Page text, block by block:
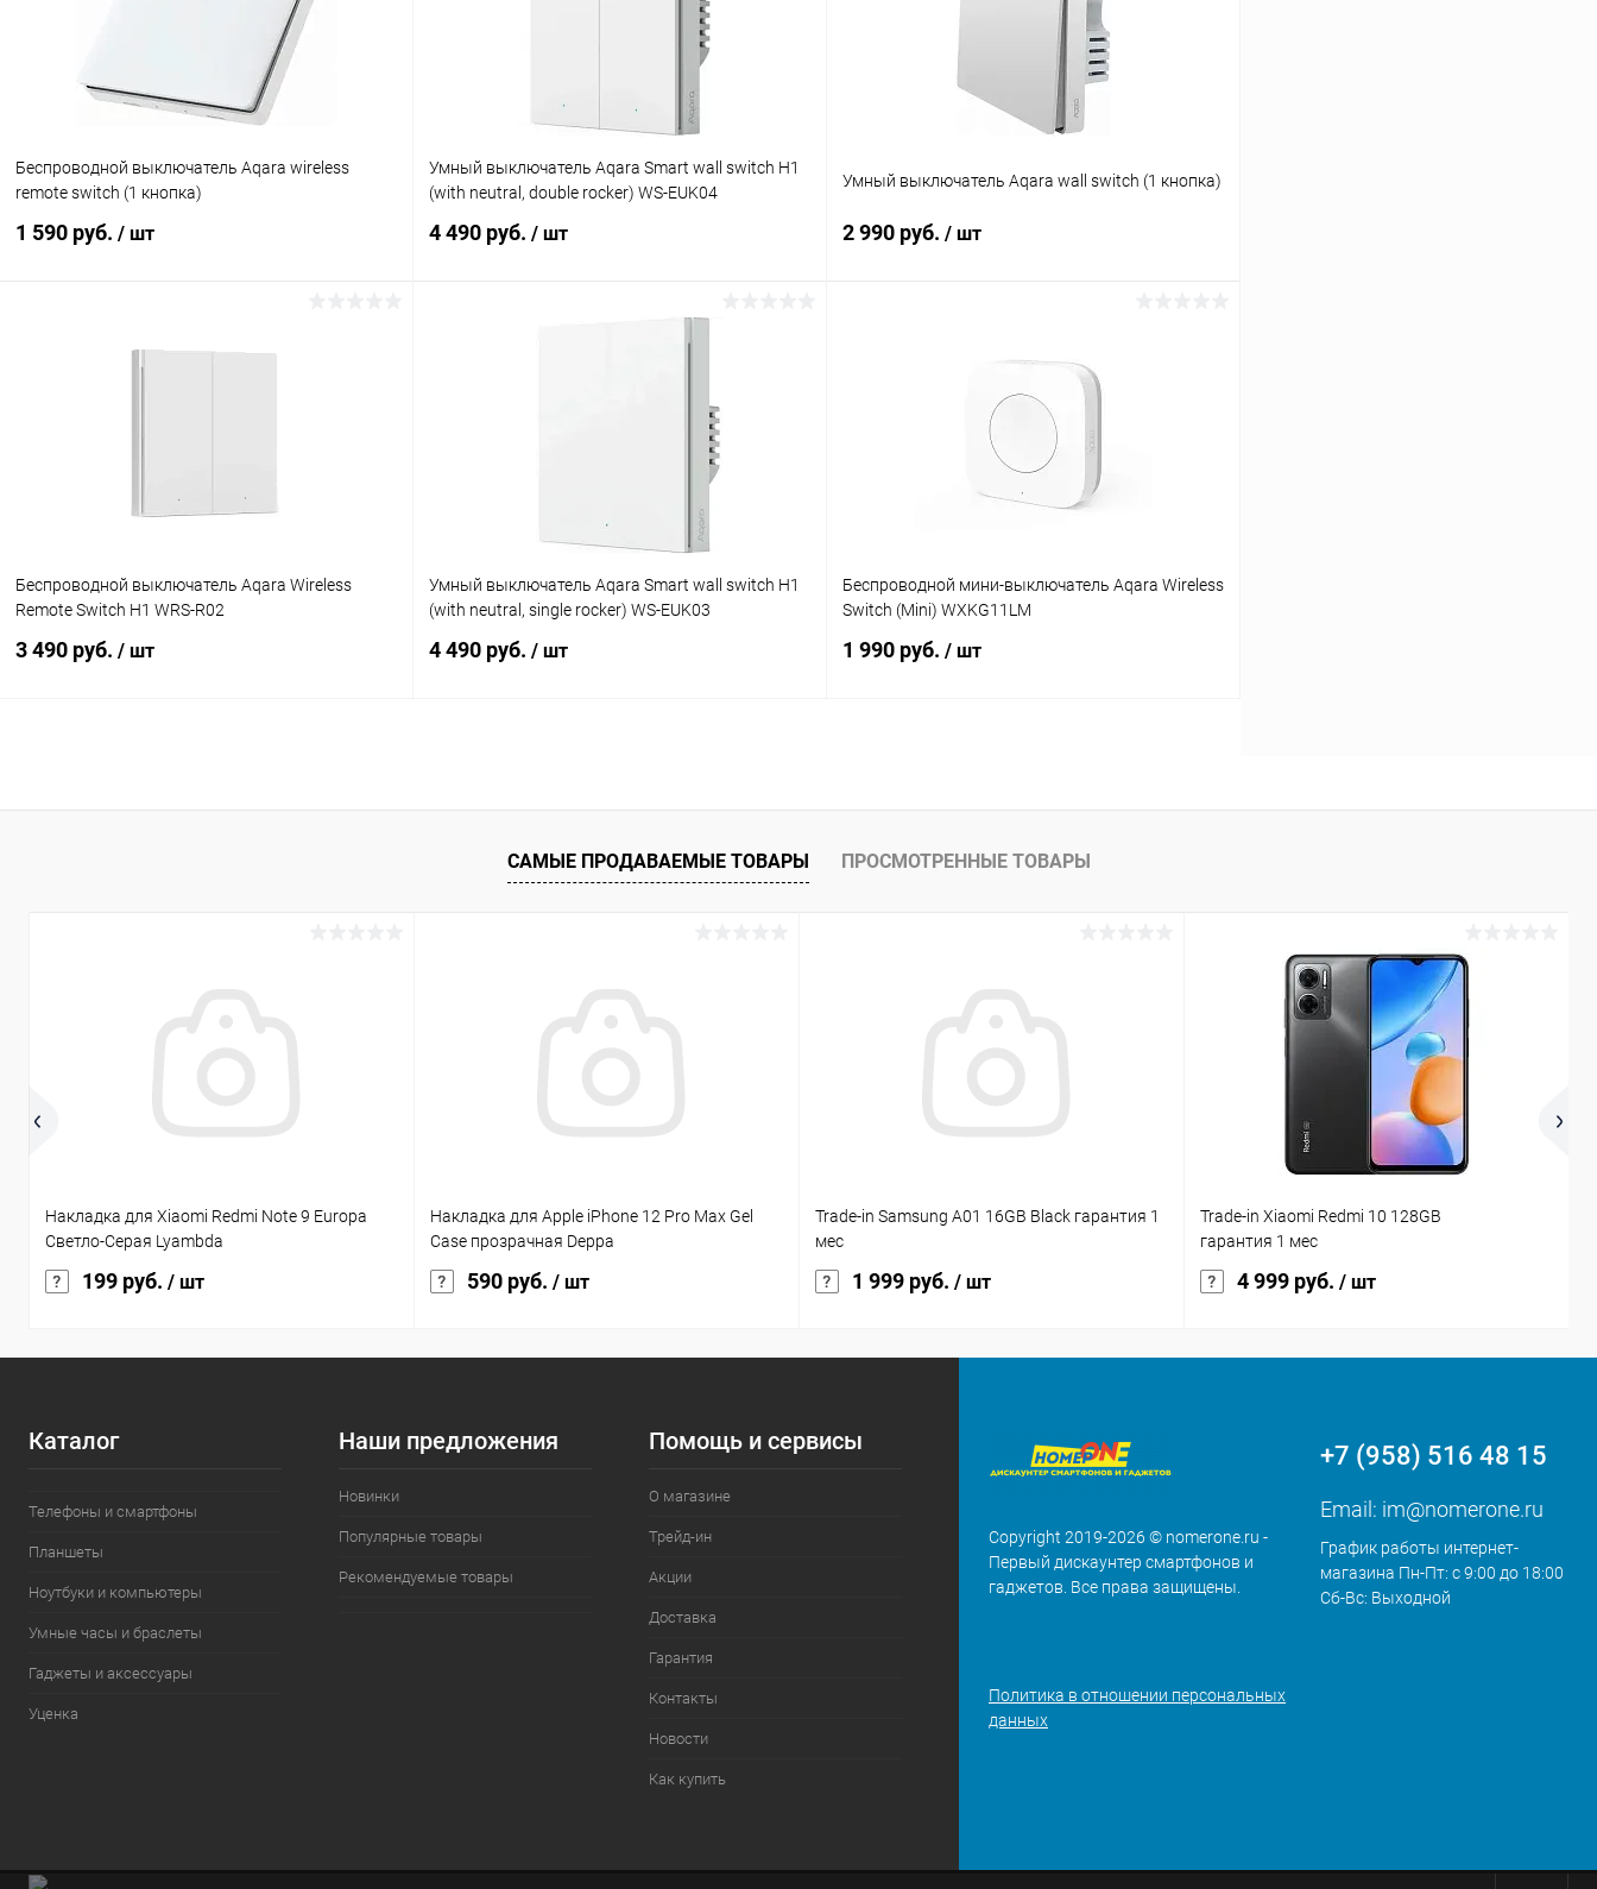
Беcпроводной выключатель Aqara wireless
remote switch (1 кнопка)
1 590 руб. / шт
Умный выключатель Aqara Smart wall switch H1
(with neutral, double rocker) WS-EUK04
4 490 руб. / шт
В наличии
Умный выключатель Aqara wall switch (1 кнопка)
2 990 руб. / шт
К сравнению
Под заказ
Беспроводной выключатель Aqara Wireless
Remote Switch H1 WRS-R02
3 490 руб. / шт
К сравнению
Умный выключатель Aqara Smart wall switch H1
(with neutral, single rocker) WS-EUK03
4 490 руб. / шт
К сравнению
В избранное В наличии
Беcпроводной мини-выключатель Aqara Wireless
Switch (Mini) WXKG11LM
1 990 руб. / шт
К сравнению
В избранное В наличии
САМЫЕ ПРОДАВАЕМЫЕ ТОВАРЫ ПРОСМОТРЕННЫЕ ТОВАРЫ
Накладка для Xiaomi Redmi Note 9 Europa
Светло-Серая Lyambda
199 руб. / шт
Накладка для Apple iPhone 12 Pro Max Gel
Case прозрачная Deppa
590 руб. / шт
Trade-in Samsung A01 16GB Black гарантия 1
мес
1 999 руб. / шт
Trade-in Xiaomi Redmi 10 128GB
гарантия 1 мес
4 999 руб. / шт
Каталог
Телефоны и смартфоны
Планшеты
Ноутбуки и компьютеры
Умные часы и браслеты
Гаджеты и аксессуары
Уценка
Наши предложения
Новинки
Популярные товары
Рекомендуемые товары
Помощь и сервисы
О магазине
Трейд-ин
Акции
Доставка
Гарантия
Контакты
Новости
Как купить
Copyright 2019-2026 © nomerone.ru -
Первый дискаунтер смартфонов и
гаджетов. Все права защищены.
Политика в отношении персональных
данных
+7 (958) 516 48 15
Email: im@nomerone.ru
График работы интернет-
магазина Пн-Пт: с 9:00 до 18:00
Сб-Вс: Выходной